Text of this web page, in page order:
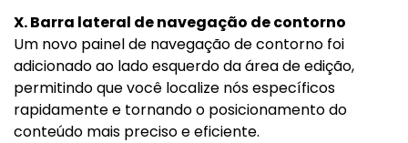
X. Barra lateral de navegação de contorno
Um novo painel de navegação de contorno foi
adicionado ao lado esquerdo da área de edição,
permitindo que você localize nós específicos
rapidamente e tornando o posicionamento do
conteúdo mais preciso e eficiente.